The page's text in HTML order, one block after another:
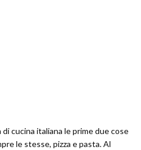
cucina italiana le prime due cose
le stesse, pizza e pasta. Al